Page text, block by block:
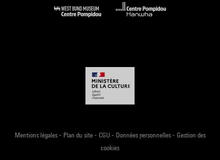
Mentions légales- Plan du site- CGU - Données personnelles- Gestion des
cookies